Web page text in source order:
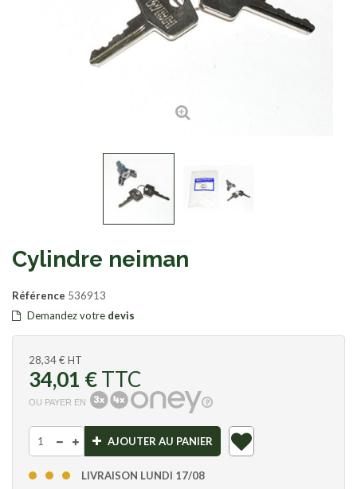
Cylindre neiman
Référence 536913
Demandez votre devis
28,34 €HT
34,01 €TTC
OU PAYER EN
AJOUTER AU PANIER
LIVRAISON LUNDI 17/08